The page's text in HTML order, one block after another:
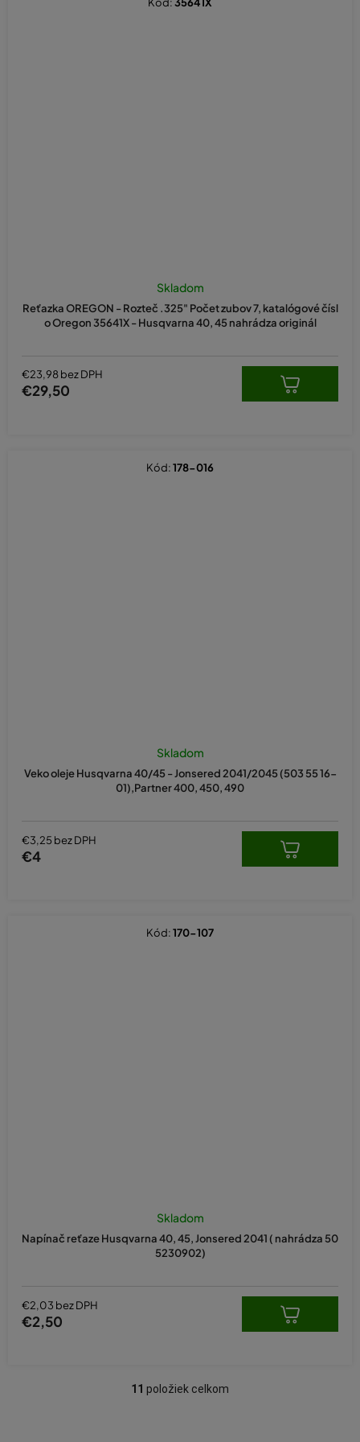
Reťazka OREGON - Rozteč .325" Počet zubov 7, katalógové čísl
o Oregon 35641X - Husqvarna 40, 45 nahrádza originál
Skladom
€23,98 bez DPH
€29,50
Veko oleje Husqvarna 40/45 - Jonsered 2041/2045 (503 55 16-
01),Partner 400, 450, 490
Skladom
€3,25 bez DPH
€4
Kód:178-016
Napínač reťaze Husqvarna 40, 45, Jonsered 2041 ( nahrádza 50
5230902)
Skladom
€2,03 bez DPH
€2,50
Kód:170-107
O
11 položiek celkom